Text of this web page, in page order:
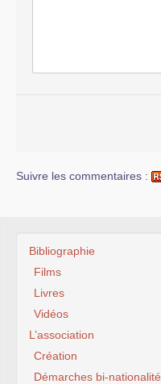
Suivre les commentaires :
Bibliographie
Films
Livres
Vidéos
L’association
Création
Démarches bi-nationalité